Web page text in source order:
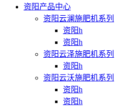
资阳产品中心
资阳云澜施肥机系列
资阳h
资阳h
资阳云泽施肥机系列
资阳h
资阳云沃施肥机系列
资阳h
资阳h